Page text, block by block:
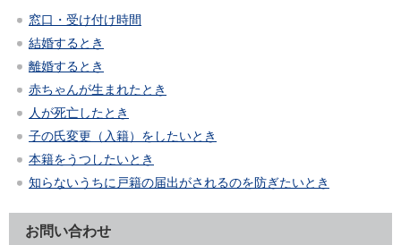
窓口・受け付け時間
結婚するとき
離婚するとき
赤ちゃんが生まれたとき
人が死亡したとき
子の氏変更（入籍）をしたいとき
本籍をうつしたいとき
知らないうちに戸籍の届出がされるのを防ぎたいとき
お問い合わせ